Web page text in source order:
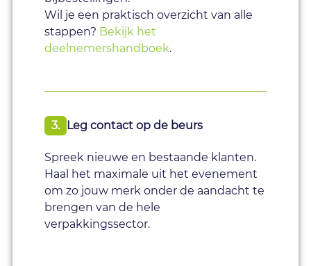
Wil je een praktisch overzicht van alle
stappen? Bekijk het
deelnemershandboek.
3. Leg contact op de beurs
Spreek nieuwe en bestaande klanten.
Haal het maximale uit het evenement
om zo jouw merk onder de aandacht te
brengen van de hele
verpakkingssector.